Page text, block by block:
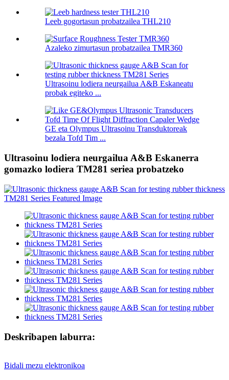
Leeb gogortasun probatzailea THL210
Azaleko zimurtasun probatzailea TMR360
Ultrasoinu lodiera neurgailua A&B Eskaneatu
probak egiteko ...
GE eta Olympus Ultrasoinu Transduktoreak
bezala Tofd Tim ...
Ultrasoinu lodiera neurgailua A&B Eskanerra
gomazko lodiera TM281 seriea probatzeko
Deskribapen laburra:
Bidali mezu elektronikoa